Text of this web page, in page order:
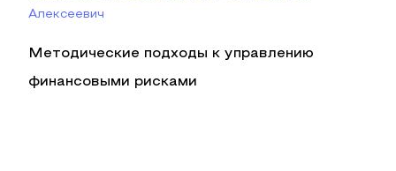
Алексеевич
Методические подходы к управлению
финансовыми рисками